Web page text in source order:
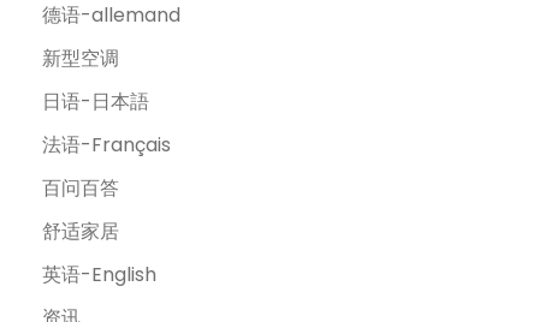
德语-allemand
新型空调
日语-日本語
法语-Français
百问百答
舒适家居
英语-English